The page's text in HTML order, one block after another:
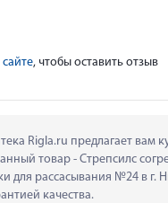
, чтобы оставить отзыв
Rigla.ru предлагает вам
товар - Стрепсилс
для рассасывания №24 в г.
качества.